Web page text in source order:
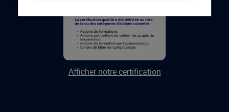
Afficher notre certification